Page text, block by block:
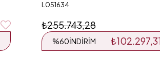
L051634
%60İNDIRIM
₺255.743,28